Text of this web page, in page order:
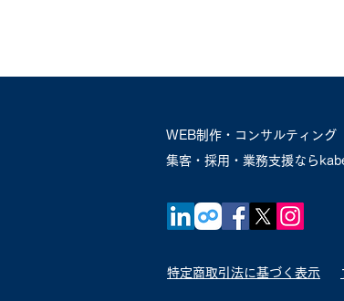
WEB制作・コンサルティング
集客・採用・業務支援なら
特定商取引法に基づく表示